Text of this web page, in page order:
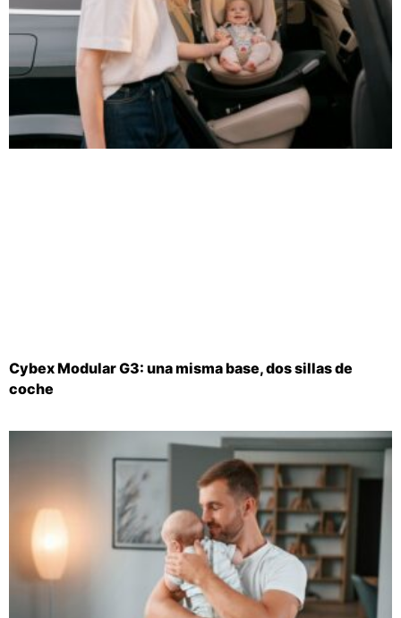
Cybex Modular G3: una misma base, dos sillas de
coche